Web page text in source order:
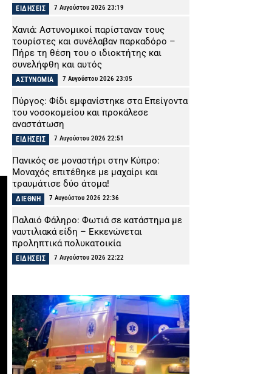
ΕΙΔΗΣΕΙΣ 7 Αυγούστου 2026 23:19
Χανιά: Αστυνομικοί παρίσταναν τους
τουρίστες και συνέλαβαν παρκαδόρο –
Πήρε τη θέση του ο ιδιοκτήτης και
συνελήφθη και αυτός
ΑΣΤΥΝΟΜΙΑ 7 Αυγούστου 2026 23:05
Πύργος: Φίδι εμφανίστηκε στα Επείγοντα
του νοσοκομείου και προκάλεσε
αναστάτωση
ΕΙΔΗΣΕΙΣ 7 Αυγούστου 2026 22:51
Πανικός σε μοναστήρι στην Κύπρο:
Μοναχός επιτέθηκε με μαχαίρι και
τραυμάτισε δύο άτομα!
ΔΙΕΘΝΗ 7 Αυγούστου 2026 22:36
Παλαιό Φάληρο: Φωτιά σε κατάστημα με
ναυτιλιακά είδη – Εκκενώνεται
προληπτικά πολυκατοικία
ΕΙΔΗΣΕΙΣ 7 Αυγούστου 2026 22:22
Καταδικάστηκε σε φυλάκιση
ΔΙΚΑΙΟΣΥΝΗ 7 Αυγούστου 2026 22:07
Σκιάθος: «Με ξυλοκόπησαν και με άφησαν
αιμόφυρτο στο δρόμο» – Άγριος καβγάς
με λοστάρια, μαχαίρια και σφυριά